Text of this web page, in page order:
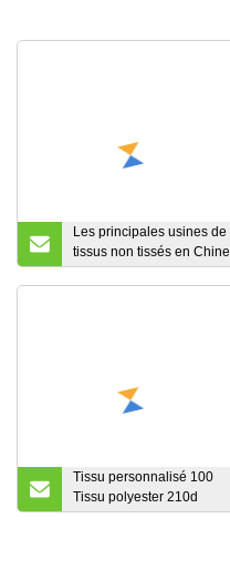
Les principales usines de
tissus non tissés en Chine
vendent une grande
Tissu personnalisé 100
Tissu polyester 210d
Tissu Oxford pour tentes